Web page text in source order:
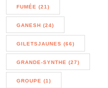
FUMÉE (21)
GANESH (24)
GILETSJAUNES (66)
GRANDE-SYNTHE (27)
GROUPE (1)